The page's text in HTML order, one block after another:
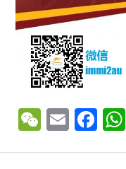
WeChat
Email